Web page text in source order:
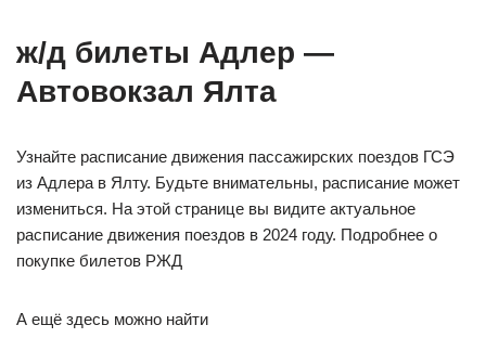
ж/д билеты Адлер —
Автовокзал Ялта
Узнайте расписание движения пассажирских поездов ГСЭ
из Адлера в Ялту. Будьте внимательны, расписание может
измениться. На этой странице вы видите актуальное
расписание движения поездов в 2024 году. Подробнее о
покупке билетов РЖД
А ещё здесь можно найти